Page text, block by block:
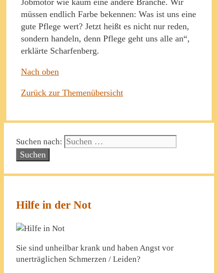
müssen endlich Farbe bekennen: Was ist uns eine
gute Pflege wert? Jetzt heißt es nicht nur reden,
sondern handeln, denn Pflege geht uns alle an“,
erklärte Scharfenberg.
Nach oben
Zurück zur Themenübersicht
Suchen nach:
Hilfe in der Not
Sie sind unheilbar krank und haben Angst vor
unerträglichen Schmerzen / Leiden?